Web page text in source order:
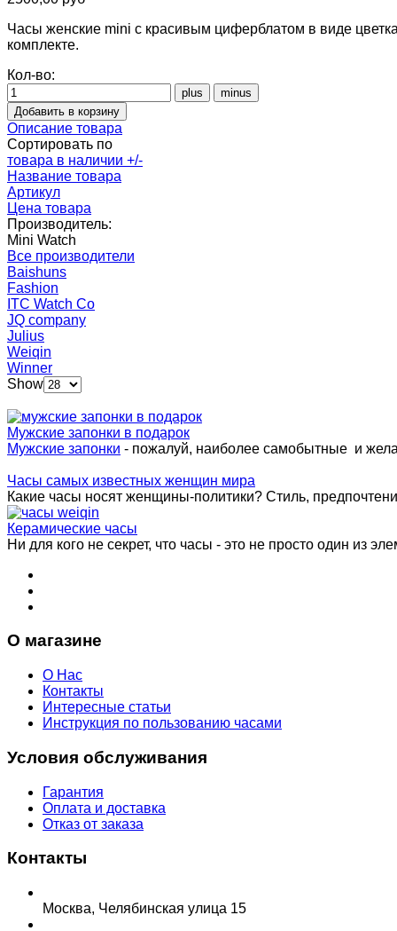
Часы женские mini с красивым циферблатом в виде
комплекте.
Кол-во:
Описание товара
Сортировать по
товара в наличии +/-
Название товара
Артикул
Цена товара
Производитель:
Mini Watch
Все производители
Baishuns
Fashion
ITC Watch Co
JQ company
Julius
Weiqin
Winner
Show
Мужские запонки в подарок
Мужские запонки - пожалуй, наиболее самобытные и
Часы самых известных женщин мира
Какие часы носят женщины-политики? Стиль,
Керамические часы
Ни для кого не секрет, что часы - это не просто один из
О магазине
О Нас
Контакты
Интересные статьи
Инструкция по пользованию часами
Условия обслуживания
Гарантия
Оплата и доставка
Отказ от заказа
Контакты
Москва, Челябинская улица 15